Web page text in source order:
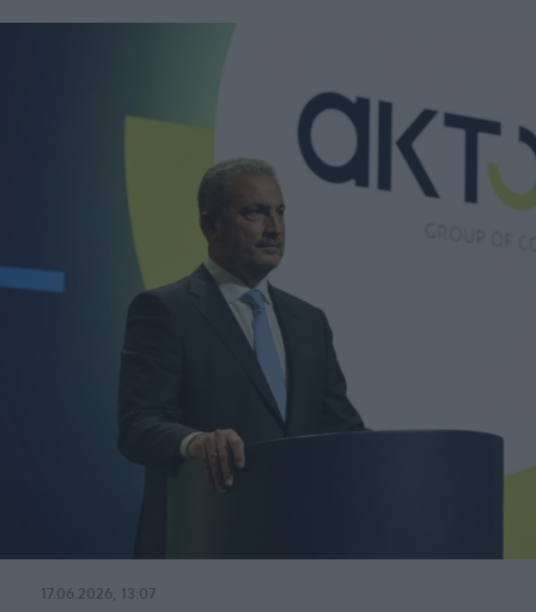
17.06.2026, 13:07